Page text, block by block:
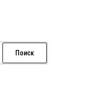
Поиск